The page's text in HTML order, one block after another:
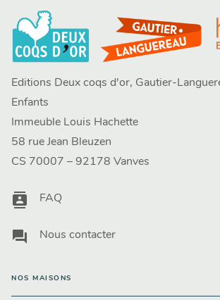
Editions Deux coqs d'or, Gautier-
Enfants
Immeuble Louis Hachette
58 rue Jean Bleuzen
CS 70007 – 92178 Vanves
contacts FAQ
question_answer Nous contacter
NOS MAISONS